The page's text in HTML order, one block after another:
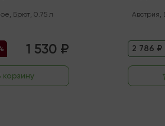
, Брют, 0.75 л
1 530 ₽
корзину
Австрия,
2 786 ₽